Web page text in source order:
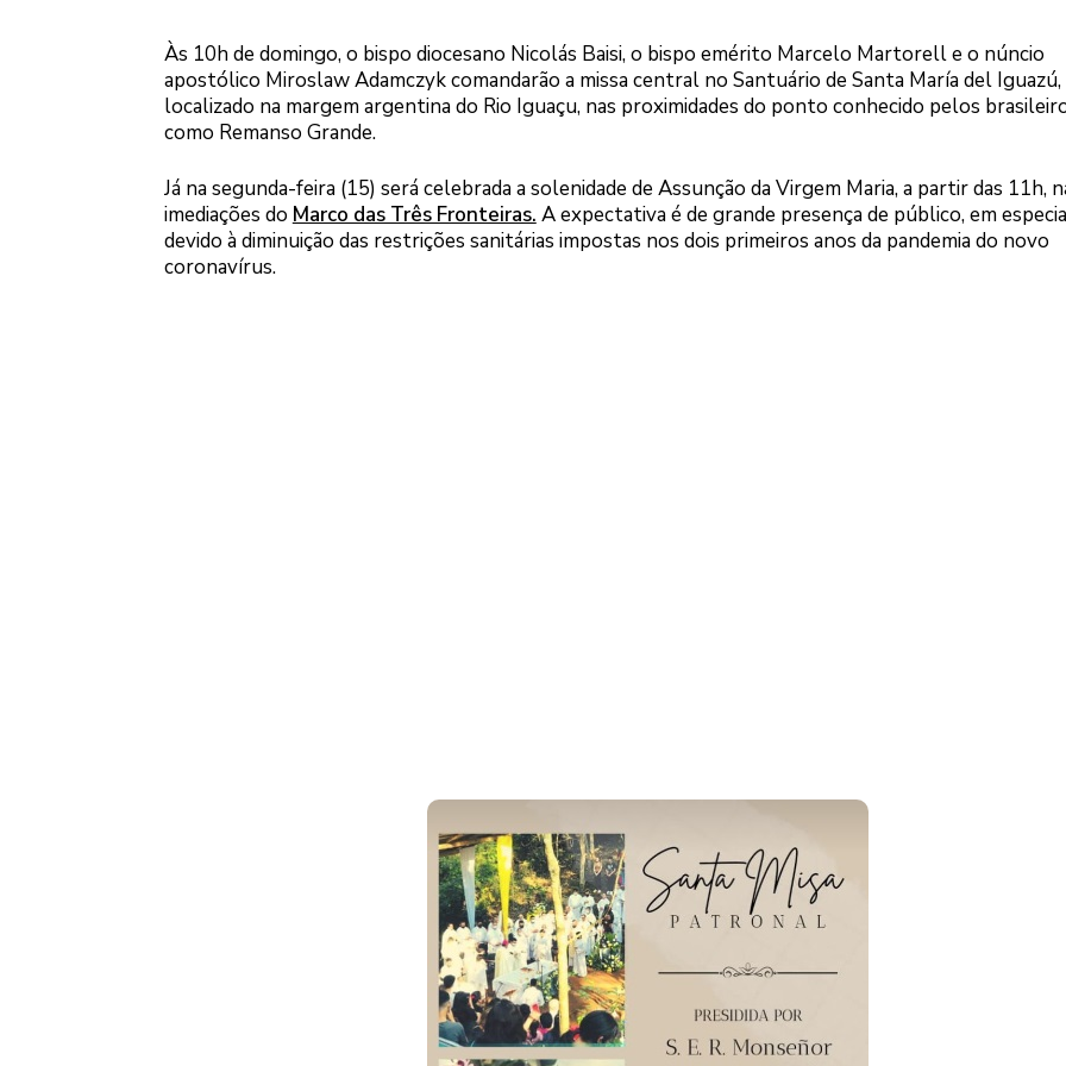
Às 10h de domingo, o bispo diocesano Nicolás Baisi, o bispo emérito Marcelo Martorell e o núncio
apostólico Miroslaw Adamczyk comandarão a missa central no Santuário de Santa María del Iguazú,
localizado na margem argentina do Rio Iguaçu, nas proximidades do ponto conhecido pelos
como Remanso Grande.
Já na segunda-feira (15) será celebrada a solenidade de Assunção da Virgem Maria, a partir das 11h,
imediações do Marco das Três Fronteiras. A expectativa é de grande presença de público, em
devido à diminuição das restrições sanitárias impostas nos dois primeiros anos da pandemia do novo
coronavírus.